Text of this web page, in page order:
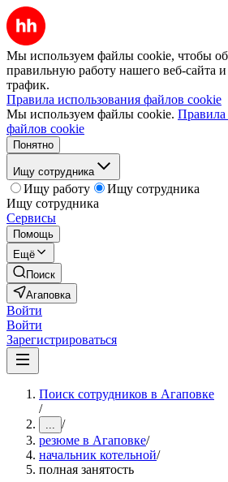
Мы используем файлы cookie, чтобы
правильную работу нашего веб-сайта и
трафик.
Правила использования файлов cookie
Мы используем файлы cookie. Правила
файлов cookie
Понятно
Ищу сотрудника
Ищу работу
Ищу сотрудника
Ищу сотрудника
Сервисы
Помощь
Ещё
Поиск
Агаповка
Войти
Войти
Зарегистрироваться
Поиск сотрудников в Агаповке
/
... /
резюме в Агаповке/
начальник котельной/
полная занятость